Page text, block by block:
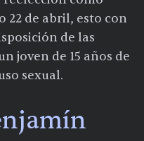
22 de abril, esto con
de las
joven de 15 años de
sexual.